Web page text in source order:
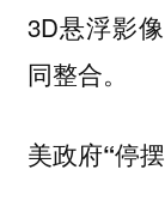
3D悬浮影
同整合。
美政府“停